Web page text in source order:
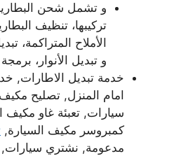
و تشمل شحن البطارية
تركيبها، تنظيف
الأملاح المتراكمة،
و تبديل الأنوار،
خدمة تبديل الاطارات,
امام المنزل, تصليح
سيارات, تعبئة غاو مكيف
كمبروسر مكيف السيارة,
مدعومة, نشتري سيارات,